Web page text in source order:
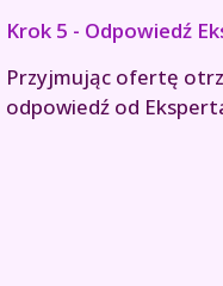
Krok 5 - Odpowiedź
Przyjmując ofertę
odpowiedź od